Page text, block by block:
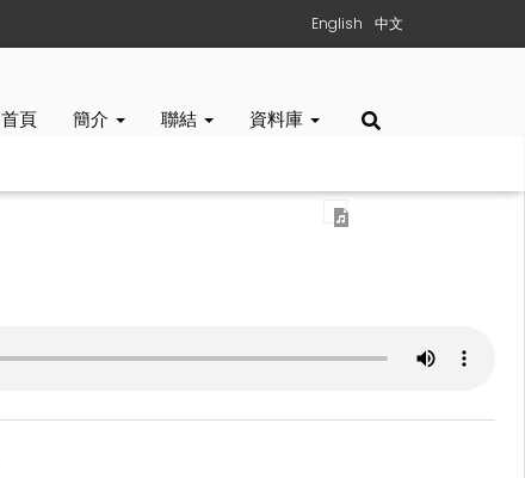
English 中文
首頁 簡介 聯結 資料庫